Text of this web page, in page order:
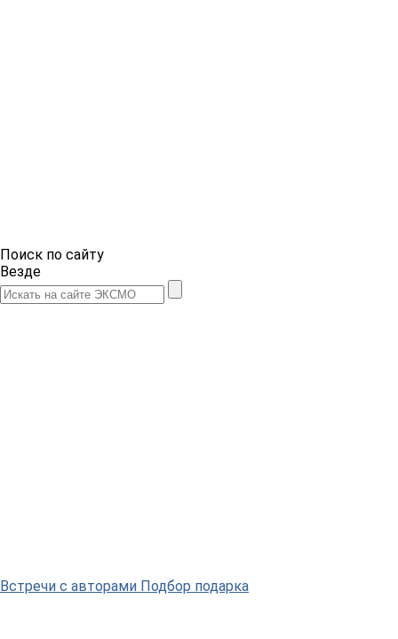
Поиск по сайту
Везде
Встречи с авторами Подбор подарка